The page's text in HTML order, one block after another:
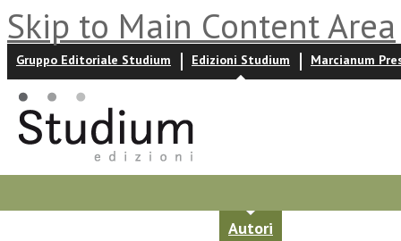
Skip to Main Content Area
Gruppo Editoriale Studium Edizioni Studium Marcianum
Autori